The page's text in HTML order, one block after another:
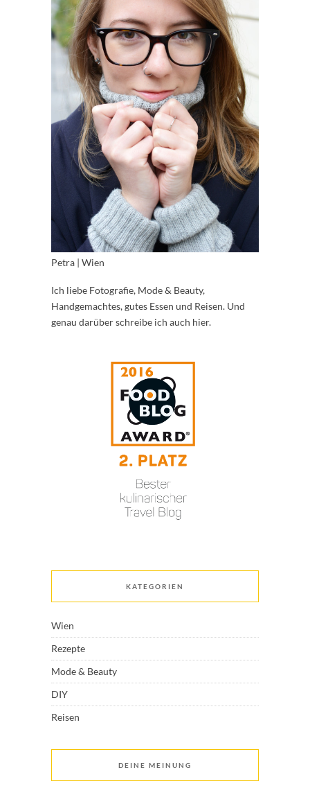
Petra | Wien
Ich liebe Fotografie, Mode & Beauty,
Handgemachtes, gutes Essen und Reisen. Und
genau darüber schreibe ich auch hier.
KATEGORIEN
Wien
Rezepte
Mode & Beauty
DIY
Reisen
DEINE MEINUNG